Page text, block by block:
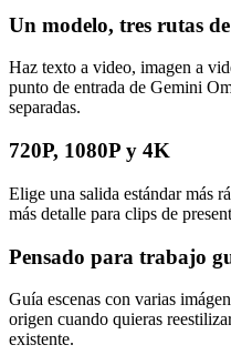
Un modelo, tres rutas
Haz texto a video, imagen a
punto de entrada de Gemini
separadas.
720P, 1080P y 4K
Elige una salida estándar más
más detalle para clips de
Pensado para trabajo
Guía escenas con varias
origen cuando quieras
existente.